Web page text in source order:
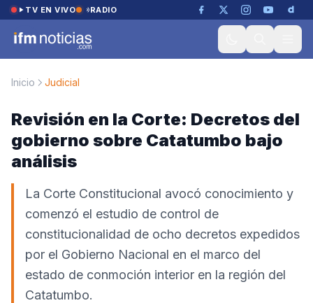
Saltar al contenido
TV EN VIVO RADIO
Inicio Judicial
Revisión en la Corte: Decretos del
gobierno sobre Catatumbo bajo
análisis
La Corte Constitucional avocó conocimiento y
comenzó el estudio de control de
constitucionalidad de ocho decretos expedidos
por el Gobierno Nacional en el marco del
estado de conmoción interior en la región del
Catatumbo.